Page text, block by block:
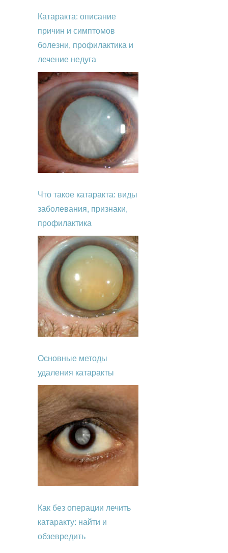
Катаракта: описание
причин и симптомов
болезни, профилактика и
лечение недуга
Что такое катаракта: виды
заболевания, признаки,
профилактика
Основные методы
удаления катаракты
Как без операции лечить
катаракту: найти и
обзевредить